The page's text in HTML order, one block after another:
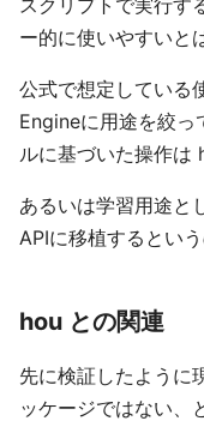
ー的に使いやすいと
公式で想定している
Engineに用途を絞っ
ルに基づいた操作は
あるいは学習用途と
APIに移植するとい
hou との関連
先に検証したように
ッケージではない、